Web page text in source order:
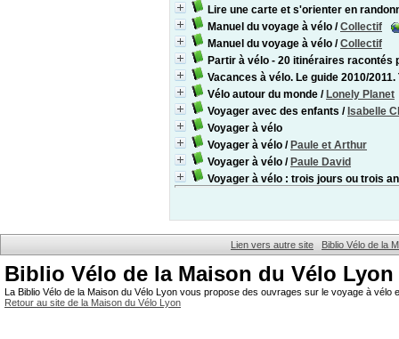
Lire une carte et s'orienter en
Manuel du voyage à vélo /Collectif
Manuel du voyage à vélo /Collectif
Partir à vélo - 20 itinéraires racontés
Vacances à vélo. Le guide 2010/
Vélo autour du monde / Lonely Planet
Voyager avec des enfants / Isabelle
Voyager à vélo
Voyager à vélo / Paule et Arthur
Voyager à vélo / Paule David
Voyager à vélo : trois jours ou trois
Lien vers autre site Biblio Vélo de la
Biblio Vélo de la Maison du Vélo Lyon
La Biblio Vélo de la Maison du Vélo Lyon vous propose des ouvrages sur le voyage à
Retour au site de la Maison du Vélo Lyon